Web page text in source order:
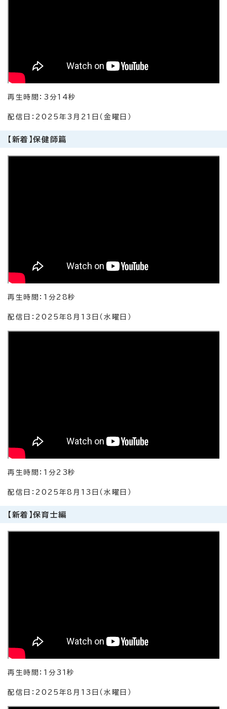
再生時間：3分14秒
配信日：2025年3月21日（金曜日）
【新着】保健師篇
再生時間：1分28秒
配信日：2025年8月13日（水曜日）
再生時間：1分23秒
配信日：2025年8月13日（水曜日）
【新着】保育士編
再生時間：1分31秒
配信日：2025年8月13日（水曜日）